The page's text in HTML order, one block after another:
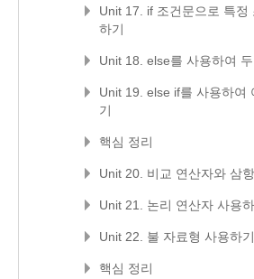
Unit 17. if 조건문으로 특정
하기
Unit 18. else를 사용하여
Unit 19. else if를 사용하여
기
핵심 정리
Unit 20. 비교 연산자와 삼
Unit 21. 논리 연산자 사용
Unit 22. 불 자료형 사용하기
핵심 정리